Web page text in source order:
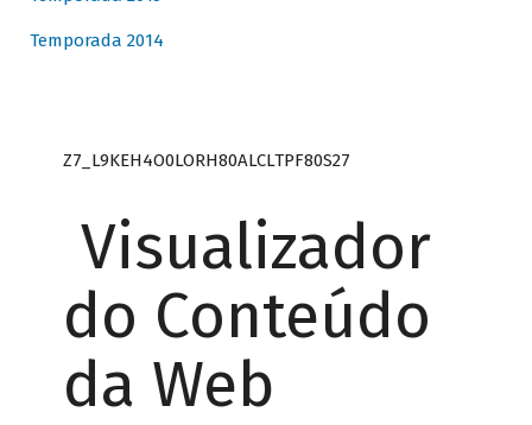
Temporada 2014
Z7_L9KEH4O0LORH80ALCLTPF80S27
Visualizador
do Conteúdo
da Web